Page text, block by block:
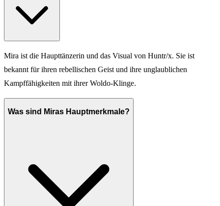
Mira ist die Haupttänzerin und das Visual von Huntr/x. Sie ist
bekannt für ihren rebellischen Geist und ihre unglaublichen
Kampffähigkeiten mit ihrer Woldo-Klinge.
Was sind Miras Hauptmerkmale?